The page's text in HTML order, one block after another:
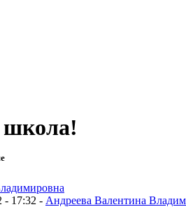
школа!
- 17:32 - Андреева Валентина